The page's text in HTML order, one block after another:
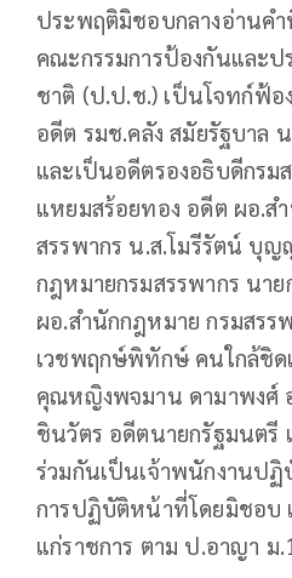
ประพฤติมิชอบกลางอ่านค
คณะกรรมการป้องกันและป
ชาติ (ป.ป.ช.) เป็นโจทก์ฟ้อ
อดีต รมช.คลัง สมัยรัฐบาล
และเป็นอดีตรองอธิบดีกรม
แหยมสร้อยทอง อดีต ผอ.ส
สรรพากร น.ส.โมรีรัตน์ บุ
กฎหมายกรมสรรพากร นา
ผอ.สำนักกฎหมาย กรมสรร
เวชพฤกษ์พิทักษ์ คนใกล้ชิด
คุณหญิงพจมาน ดามาพงศ์
ชินวัตร อดีตนายกรัฐมนตรี
ร่วมกันเป็นเจ้าพนักงานป
การปฏิบัติหน้าที่โดยมิชอบ
แก่ราชการ ตาม ป.อาญา ม